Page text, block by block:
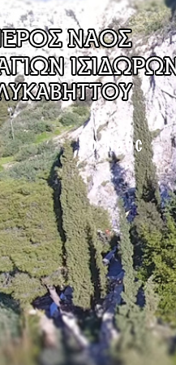
Ο ΝΑΟΣ